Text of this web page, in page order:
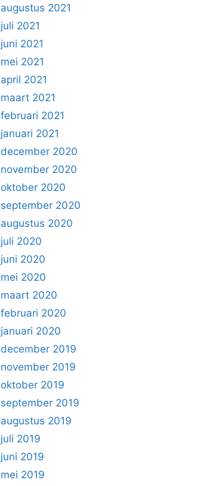
augustus 2021
juli 2021
juni 2021
mei 2021
april 2021
maart 2021
februari 2021
januari 2021
december 2020
november 2020
oktober 2020
september 2020
augustus 2020
juli 2020
juni 2020
mei 2020
maart 2020
februari 2020
januari 2020
december 2019
november 2019
oktober 2019
september 2019
augustus 2019
juli 2019
juni 2019
mei 2019